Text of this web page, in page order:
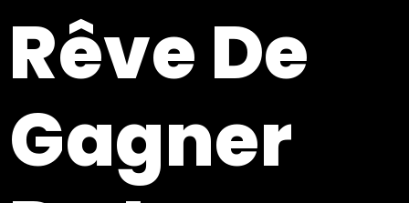
Rêve De
Gagner